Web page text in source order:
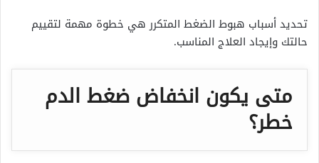
تحديد أسباب هبوط الضغط المتكرر هي خطوة مهمة لتقييم
حالتك وإيجاد العلاج المناسب.
متى يكون انخفاض ضغط الدم
خطر؟